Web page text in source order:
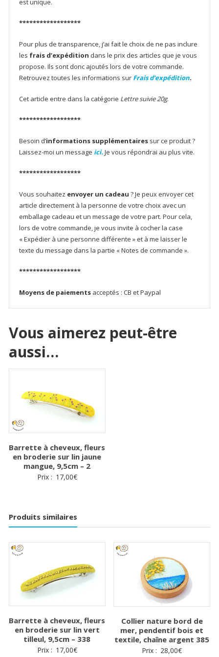
est unique.
******************
Pour plus de transparence, j’ai fait le choix de ne pas inclure
les frais d’expédition dans le prix des articles que je vous
propose. Ils sont donc ajoutés lors de votre commande.
Retrouvez toutes les informations sur Frais d’expédition.
Cet article entre dans la catégorie Lettre suivie 20g.
******************
Besoin d’informations supplémentairessur ce produit ?
Laissez-moi un message ici.Je vous répondrai au plus vite.
******************
Vous souhaitez envoyer un cadeau ? Je peux envoyer cet
article directement à la personne de votre choix avec un
emballage cadeau et un message de votre part. Pour cela,
lors de votre commande, je vous invite à cocher la case
« Expédier à une personne différente » et à me laisser le
texte du message dans la partie « Notes de commande ».
******************
Moyens de paiementsacceptés : CB et Paypal
Vous aimerez peut-être
aussi…
Barrette à cheveux, fleurs
en broderie sur lin jaune
mangue, 9,5cm – 2
Prix : 17,00€
Produits similaires
Barrette à cheveux, fleurs
en broderie sur lin vert
tilleul, 9,5cm – 338
Prix : 17,00€
Collier nature bord de
mer, pendentif bois et
textile, chaîne argent 385
Prix : 28,00€